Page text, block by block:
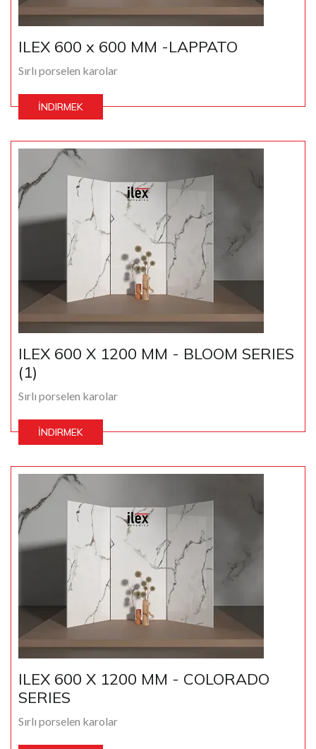
ILEX 600 x 600 MM -LAPPATO
Sırlı porselen karolar
İNDIRMEK
ILEX 600 X 1200 MM - BLOOM SERIES
(1)
Sırlı porselen karolar
İNDIRMEK
ILEX 600 X 1200 MM - COLORADO
SERIES
Sırlı porselen karolar